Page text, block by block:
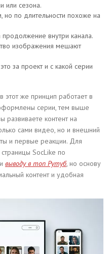
или сезона.
но по длительности похоже на
продолжение внутри канала.
изображения мешают
за проект и с какой серии
этот же принцип работает в
серии, тем выше
развиваете контент на
сами видео, но и внешний
и первые реакции. Для
SocLike по
выводу в топ Рутуб, но основу
контент и удобная